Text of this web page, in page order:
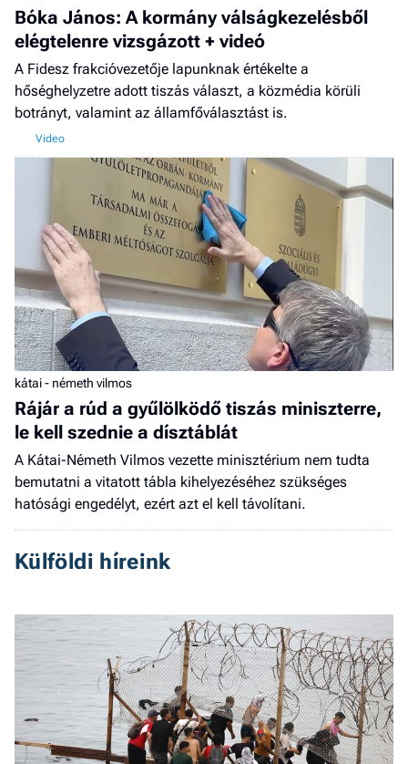
Bóka János: A kormány válságkezelésből
elégtelenre vizsgázott + videó
A Fidesz frakcióvezetője lapunknak értékelte a
hőséghelyzetre adott tiszás választ, a közmédia körüli
botrányt, valamint az államfőválasztást is.
kátai - németh vilmos
Rájár a rúd a gyűlölködő tiszás miniszterre,
le kell szednie a dísztáblát
A Kátai-Németh Vilmos vezette minisztérium nem tudta
bemutatni a vitatott tábla kihelyezéséhez szükséges
hatósági engedélyt, ezért azt el kell távolítani.
Külföldi híreink